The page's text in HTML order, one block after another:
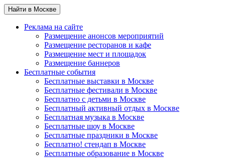
Найти в Москве
Реклама на сайте
Размещение анонсов мероприятий
Размещение ресторанов и кафе
Размещение мест и площадок
Размещение баннеров
Бесплатные события
Бесплатные выставки в Москве
Бесплатные фестивали в Москве
Бесплатно с детьми в Москве
Бесплатный активный отдых в Москве
Бесплатная музыка в Москве
Бесплатные шоу в Москве
Бесплатные праздники в Москве
Бесплатно! стендап в Москве
Бесплатные образование в Москве